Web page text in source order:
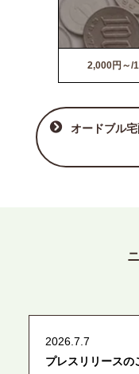
2,000円～/
オードブル
2026.7.7
プレスリリースの